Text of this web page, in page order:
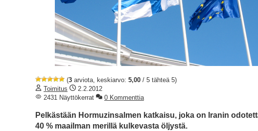
(3 arviota, keskiarvo: 5,00 / 5 tähteä 5)
Toimitus
2.2.2012
2431 Näyttökerrat
0 Kommenttia
Pelkästään Hormuzinsalmen katkaisu, joka on Iranin
40 % maailman merillä kulkevasta öljystä.